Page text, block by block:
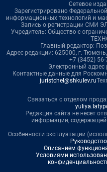
Сетевое
Зарегистрировано
информационных технологий и
Запись о регистрации СМИ
Учредитель: Общество с
Главный редактор:
Адрес редакции: 625000, г.
+7 (3452)
Электронный адрес
Контактные данные для
juristchel@shkulev.ru
Связаться с отделом
Редакция сайта не несет
информации,
Особенности эксплуатации
Описанием
Условиями